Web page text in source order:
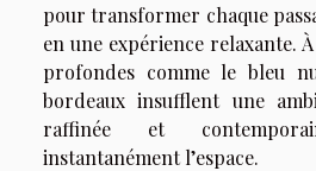
pour transformer chaque
en une expérience relaxante.
profondes comme le bleu
bordeaux insufflent une
raffinée et
instantanément l’espace.